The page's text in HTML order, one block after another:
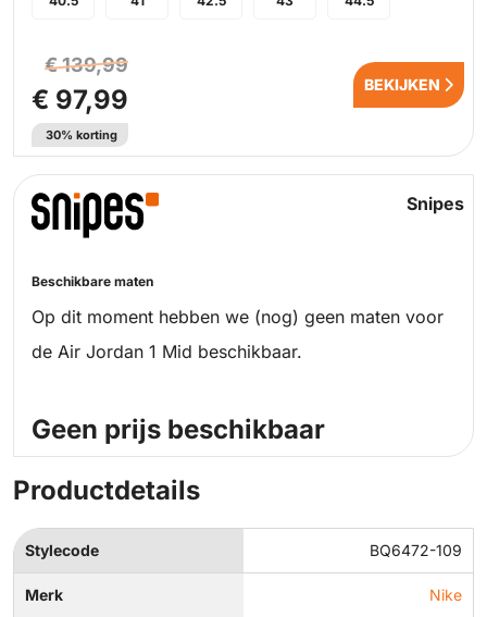
Snipes
Beschikbare maten
Op dit moment hebben we (nog) geen maten voor
de Air Jordan 1 Mid beschikbaar.
Geen prijs beschikbaar
€ 139,99
€ 97,99
30% korting
BEKIJKEN
Productdetails
Stylecode BQ6472-109
Merk Nike